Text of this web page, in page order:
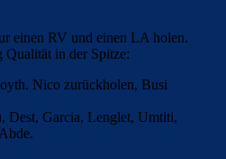
einen RV und einen LA holen.
Qualität in der Spitze:
Nico zurückholen, Busi
Dest, Garcia, Lenglet, Umtiti,